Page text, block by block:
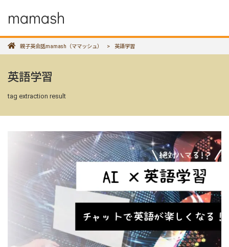
mamash
親子英会話mamash（ママッシュ） > 英語学習
英語学習
tag extraction result